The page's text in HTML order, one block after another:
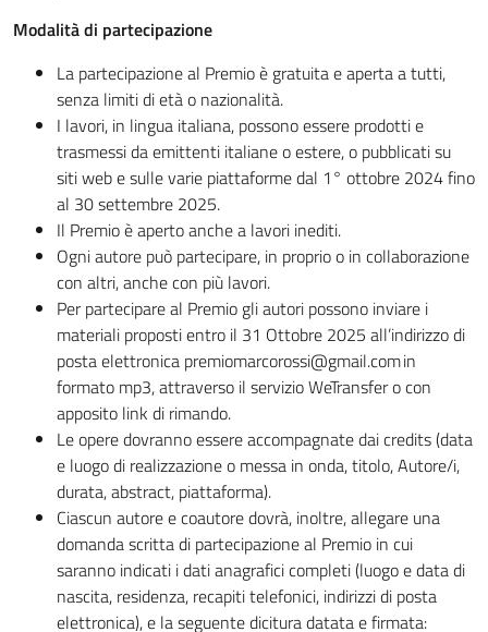
Modalità di partecipazione
La partecipazione al Premio è gratuita e aperta a tutti,
senza limiti di età o nazionalità.
I lavori, in lingua italiana, possono essere prodotti e
trasmessi da emittenti italiane o estere, o pubblicati su
siti web e sulle varie piattaforme dal 1° ottobre 2024 fino
al 30 settembre 2025.
Il Premio è aperto anche a lavori inediti.
Ogni autore può partecipare, in proprio o in collaborazione
con altri, anche con più lavori.
Per partecipare al Premio gli autori possono inviare i
materiali proposti entro il 31 Ottobre 2025 all’indirizzo di
posta elettronica premiomarcorossi@gmail.com in
formato mp3, attraverso il servizio WeTransfer o con
apposito link di rimando.
Le opere dovranno essere accompagnate dai credits (data
e luogo di realizzazione o messa in onda, titolo, Autore/i,
durata, abstract, piattaforma).
Ciascun autore e coautore dovrà, inoltre, allegare una
domanda scritta di partecipazione al Premio in cui
saranno indicati i dati anagrafici completi (luogo e data di
nascita, residenza, recapiti telefonici, indirizzi di posta
elettronica), e la seguente dicitura datata e firmata: